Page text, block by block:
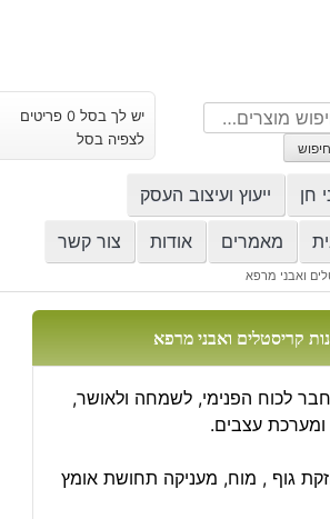
חיפוש
יש לך בסל 0 פריטים
לצפיה בסל
חן ייעוץ ועיצוב העסק
מאמרים אודות צור קשר
ואבני מרפא
קריסטלים ואבני מרפא
לכוח הפנימי, לשמחה ולאושר,
עצבים.
גוף , מוח, מעניקה תחושת אומץ